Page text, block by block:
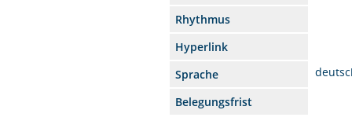
Rhythmus
Hyperlink
Sprache
Belegungsfrist